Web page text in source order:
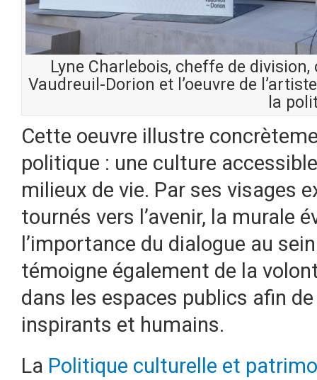
Lyne Charlebois, cheffe de
Vaudreuil-Dorion et l’oeuvre de
la
Cette oeuvre illustre
politique : une culture
milieux de vie. Par ses visages
tournés vers l’avenir, la murale
l’importance du dialogue au
témoigne également de la
dans les espaces publics afin
inspirants et humains.
La Politique culturelle et